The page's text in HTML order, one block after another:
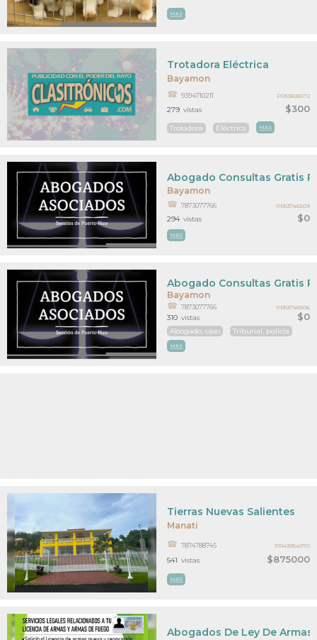
MAS
Bayamon
$300
Trotadora Eléctrica
9394710211
Trotadora Eléctrica MAS
279 vistas
PR53826572
Bayamon
$0
Abogado Consultas Gratis
7873077766
MAS
294 vistas
PR53746509
Bayamon
$0
Abogado Consultas Gratis
7873077766
Abogado, caso Tribunal, policia
MAS
310 vistas
PR53746506
Manati
$875000
Tierras Nuevas Salientes
7874788745
MAS
541 vistas
PR43954070
Abogados De Ley De Armas